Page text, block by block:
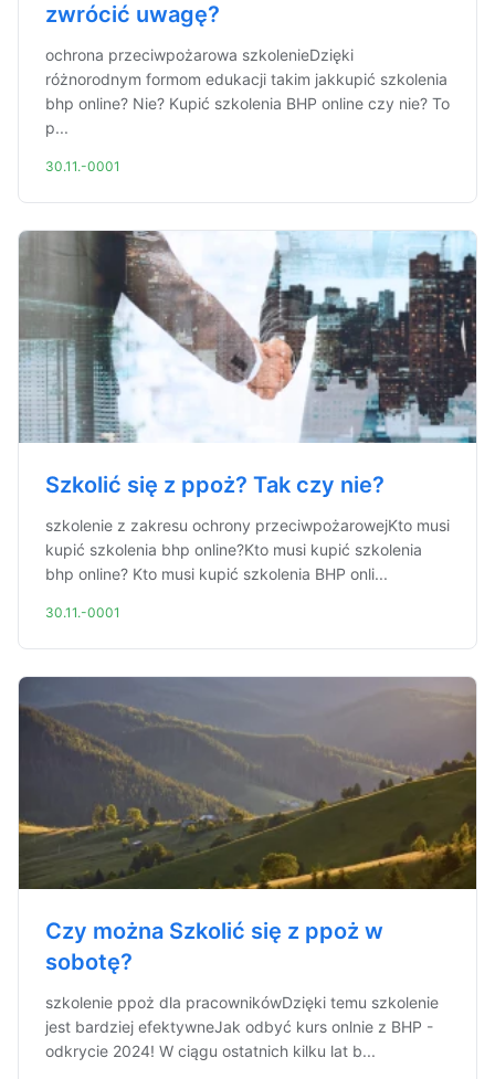
zwrócić uwagę?
ochrona przeciwpożarowa szkolenieDzięki
różnorodnym formom edukacji takim jakkupić szkolenia
bhp online? Nie? Kupić szkolenia BHP online czy nie? To
p...
30.11.-0001
Szkolić się z ppoż? Tak czy nie?
szkolenie z zakresu ochrony przeciwpożarowejKto musi
kupić szkolenia bhp online?Kto musi kupić szkolenia
bhp online? Kto musi kupić szkolenia BHP onli...
30.11.-0001
Czy można Szkolić się z ppoż w
sobotę?
szkolenie ppoż dla pracownikówDzięki temu szkolenie
jest bardziej efektywneJak odbyć kurs onlnie z BHP -
odkrycie 2024! W ciągu ostatnich kilku lat b...